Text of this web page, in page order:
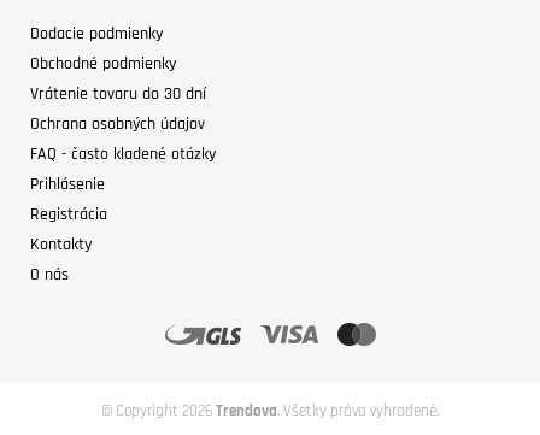
Dodacie podmienky
Obchodné podmienky
Vrátenie tovaru do 30 dní
Ochrana osobných údajov
FAQ - často kladené otázky
Prihlásenie
Registrácia
Kontakty
O nás
© Copyright 2026Trendova. Všetky práva vyhradené.